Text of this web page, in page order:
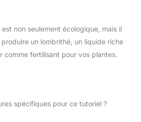
non seulement écologique, mais il
un lombrithé, un liquide riche
comme fertilisant pour vos plantes.
spécifiques pour ce tutoriel ?